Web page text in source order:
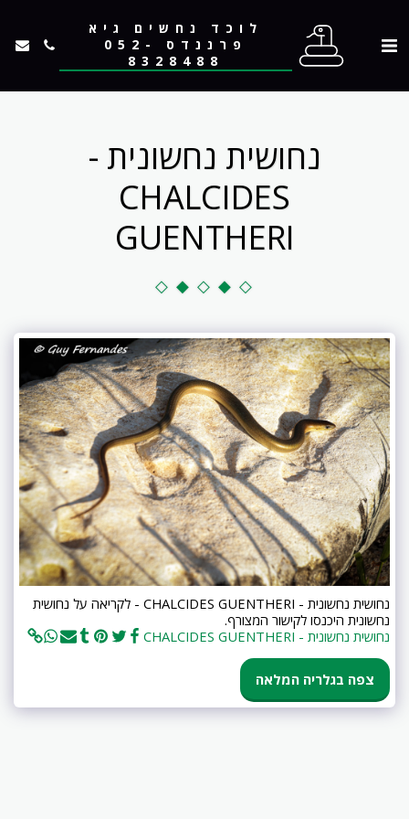
לוכד נחשים גיא
פרננדס 052-
8328488
נחושית נחשונית -
CHALCIDES
GUENTHERI
נחושית נחשונית - CHALCIDES GUENTHERI - לקריאה על נחושית
נחשונית היכנסו לקישור המצורף.
נחושית נחשונית - CHALCIDES GUENTHERI
צפה בגלריה המלאה